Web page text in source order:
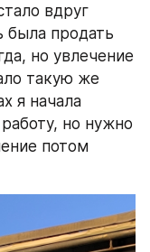
вдруг
была продать
но увлечение
такую же
я начала
но нужно
потом